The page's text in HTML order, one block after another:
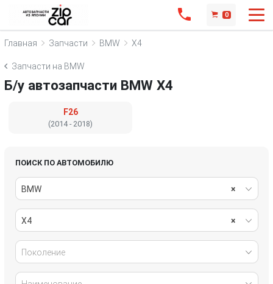
0
Главная Запчасти BMW X4
Запчасти на BMW
Б/у автозапчасти BMW X4
F26
(2014 - 2018)
ПОИСК ПО АВТОМОБИЛЮ
×
BMW
×
X4
Поколение